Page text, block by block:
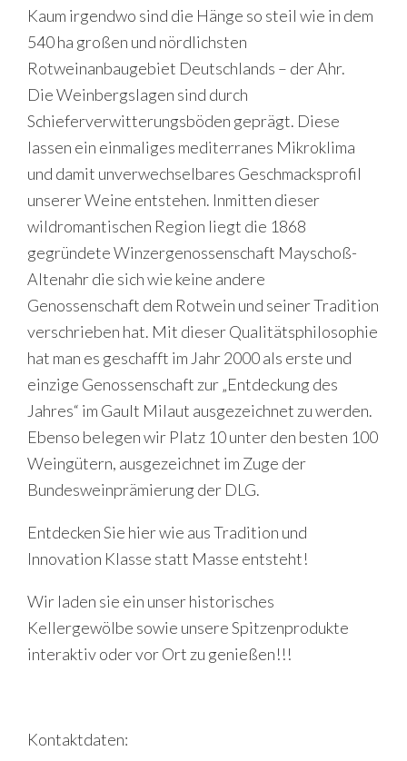
Kaum irgendwo sind die Hänge so steil wie in dem
540 ha großen und nördlichsten
Rotweinanbaugebiet Deutschlands – der Ahr.
Die Weinbergslagen sind durch
Schieferverwitterungsböden geprägt. Diese
lassen ein einmaliges mediterranes Mikroklima
und damit unverwechselbares Geschmacksprofil
unserer Weine entstehen. Inmitten dieser
wildromantischen Region liegt die 1868
gegründete Winzergenossenschaft Mayschoß-
Altenahr die sich wie keine andere
Genossenschaft dem Rotwein und seiner Tradition
verschrieben hat. Mit dieser Qualitätsphilosophie
hat man es geschafft im Jahr 2000 als erste und
einzige Genossenschaft zur „Entdeckung des
Jahres“ im Gault Milaut ausgezeichnet zu werden.
Ebenso belegen wir Platz 10 unter den besten 100
Weingütern, ausgezeichnet im Zuge der
Bundesweinprämierung der DLG.
Entdecken Sie hier wie aus Tradition und
Innovation Klasse statt Masse entsteht!
Wir laden sie ein unser historisches
Kellergewölbe sowie unsere Spitzenprodukte
interaktiv oder vor Ort zu genießen!!!
Kontaktdaten: